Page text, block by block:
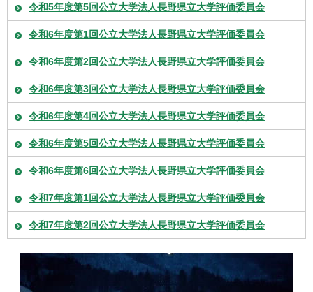
令和5年度第5回公立大学法人長野県立大学評価委員会
令和6年度第1回公立大学法人長野県立大学評価委員会
令和6年度第2回公立大学法人長野県立大学評価委員会
令和6年度第3回公立大学法人長野県立大学評価委員会
令和6年度第4回公立大学法人長野県立大学評価委員会
令和6年度第5回公立大学法人長野県立大学評価委員会
令和6年度第6回公立大学法人長野県立大学評価委員会
令和7年度第1回公立大学法人長野県立大学評価委員会
令和7年度第2回公立大学法人長野県立大学評価委員会